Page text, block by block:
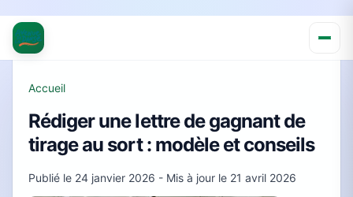
Accueil
Rédiger une lettre de gagnant de
tirage au sort : modèle et conseils
Publié le 24 janvier 2026 - Mis à jour le 21 avril 2026